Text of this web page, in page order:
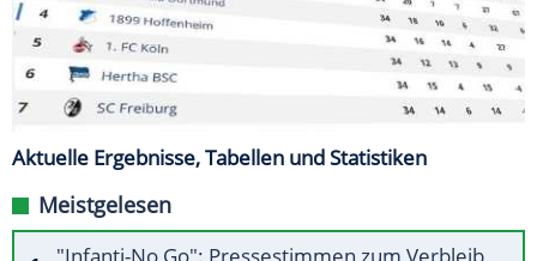
Aktuelle Ergebnisse, Tabellen und Statistiken
Meistgelesen